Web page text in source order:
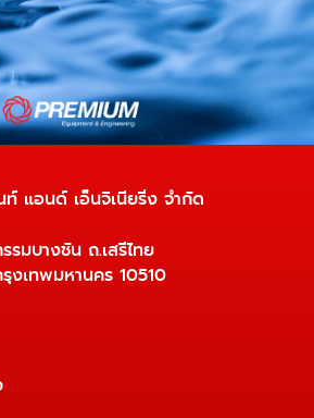
แอนด์ เอ็นจิเนียริ่ง จำกัด
มบางชัน ถ.เสรีไทย
งเทพมหานคร 10510